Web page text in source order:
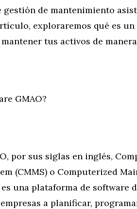
gestión de mantenimiento
exploraremos qué es
tus activos de
GMAO?
por sus siglas en inglés,
(CMMS) o Computerized
es una plataforma de software
a planificar,